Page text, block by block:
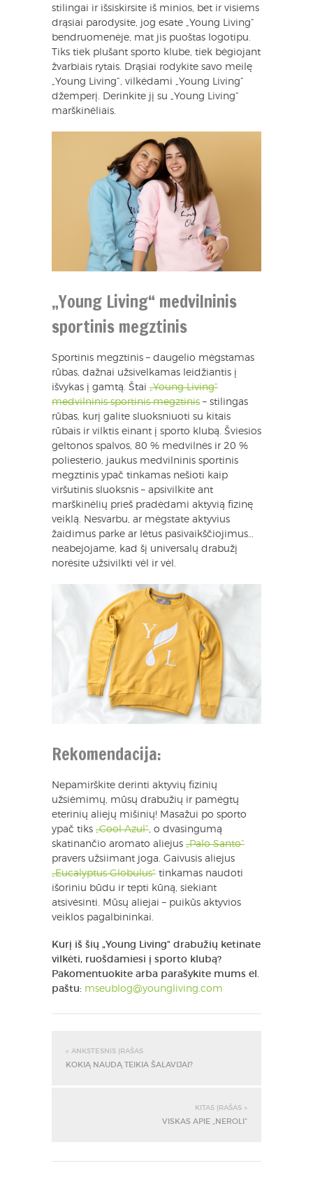
stilingai ir išsiskirsite iš minios, bet ir visiems
drąsiai parodysite, jog esate „Young Living“
bendruomenėje, mat jis puoštas logotipu.
Tiks tiek plušant sporto klube, tiek bėgiojant
žvarbiais rytais. Drąsiai rodykite savo meilę
„Young Living“, vilkėdami „Young Living“
džemperį. Derinkite jį su „Young Living“
marškinėliais.
„Young Living“ medvilninis
sportinis megztinis
Sportinis megztinis – daugelio mėgstamas
rūbas, dažnai užsivelkamas leidžiantis į
išvykas į gamtą. Štai „Young Living“
medvilninis sportinis megztinis – stilingas
rūbas, kurį galite sluoksniuoti su kitais
rūbais ir vilktis einant į sporto klubą. Šviesios
geltonos spalvos, 80 % medvilnės ir 20 %
poliesterio, jaukus medvilninis sportinis
megztinis ypač tinkamas nešioti kaip
viršutinis sluoksnis – apsivilkite ant
marškinėlių prieš pradėdami aktyvią fizinę
veiklą. Nesvarbu, ar mėgstate aktyvius
žaidimus parke ar lėtus pasivaikščiojimus…
neabejojame, kad šį universalų drabužį
norėsite užsivilkti vėl ir vėl.
Rekomendacija:
Nepamirškite derinti aktyvių fizinių
užsiėmimų, mūsų drabužių ir pamėgtų
eterinių aliejų mišinių! Masažui po sporto
ypač tiks „Cool Azul“, o dvasingumą
skatinančio aromato aliejus „Palo Santo“
pravers užsiimant joga. Gaivusis aliejus
„Eucalyptus Globulus“ tinkamas naudoti
išoriniu būdu ir tepti kūną, siekiant
atsivėsinti. Mūsų aliejai – puikūs aktyvios
veiklos pagalbininkai.
Kurį iš šių „Young Living“ drabužių ketinate
vilkėti, ruošdamiesi į sporto klubą?
Pakomentuokite arba parašykite mums el.
paštu: mseublog@youngliving.com
« ANKSTESNIS ĮRAŠAS
KOKIĄ NAUDĄ TEIKIA ŠALAVIJAI?
KITAS ĮRAŠAS »
VISKAS APIE „NEROLI“